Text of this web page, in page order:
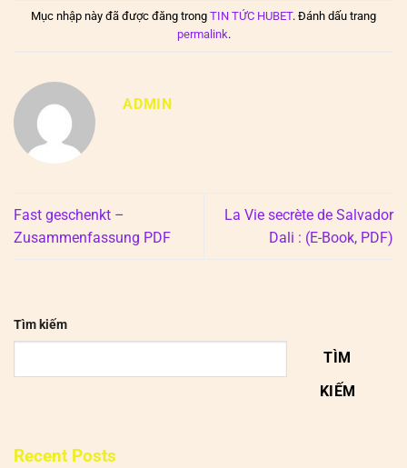
Mục nhập này đã được đăng trong TIN TỨC HUBET. Đánh dấu trang
permalink.
ADMIN
Fast geschenkt –
Zusammenfassung PDF
La Vie secrète de Salvador
Dali : (E-Book, PDF)
Tìm kiếm
TÌM
KIẾM
Recent Posts